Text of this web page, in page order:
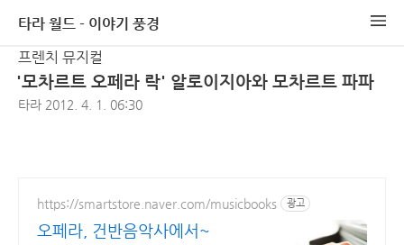
타라 월드 - 이야기 풍경
프렌치 뮤지컬
'모차르트 오페라 락' 알로이지아와 모차르트 파파
타라 2012. 4. 1. 06:30
https://smartstore.naver.com/musicbooks 광고
오페라, 건반음악사에서~